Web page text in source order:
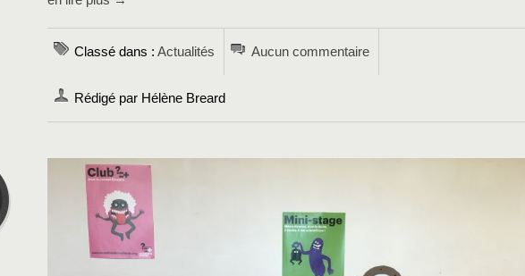
Classé dans : Actualités Aucun commentaire
Rédigé par Hélène Breard